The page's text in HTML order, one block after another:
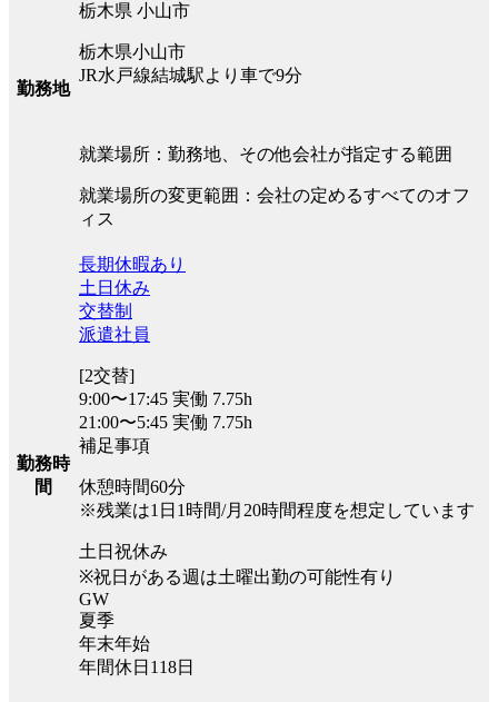
勤務地
栃木県 小山市
栃木県小山市
JR水戸線結城駅より車で9分
就業場所：勤務地、その他会社が指定する範囲
就業場所の変更範囲：会社の定めるすべてのオフ
ィス
勤務時
間
長期休暇あり
土日休み
交替制
派遣社員
[2交替]
9:00〜17:45 実働 7.75h
21:00〜5:45 実働 7.75h
補足事項
休憩時間60分
※残業は1日1時間/月20時間程度を想定しています
土日祝休み
※祝日がある週は土曜出勤の可能性有り
GW
夏季
年末年始
年間休日118日